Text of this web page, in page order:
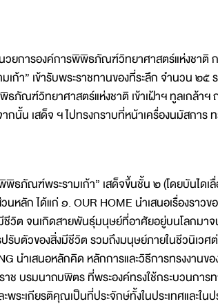
วยการองค์การพิพิธภัณฑ์วิทยาศาสตร์แห่งชาติ
า” เข้ารับพระราชทานของที่ระลึก จำนวน ๒๕
ภัณฑ์วิทยาศาสตร์แห่งชาติ เข้าเฝ้าฯ ทูลเกล้าฯ
กนั้น เสด็จ ฯ ไปทรงกราบที่หน้าเครื่องนมัสการ
ธภัณฑ์พระรามเก้า” เสด็จขึ้นชั้น ๒ (โดยบันไดเ
ก ได้แก่ ๑. OUR HOME นำเสนอเรื่องราวข
ชีวิต จนเกิดสายพันธุ์มนุษย์ที่อาศัยอยู่บนโลกม
รับตัวของสิ่งมีชีวิต รวมถึงมนุษย์ภายในชีวนิเวศ
นำเสนอหลักคิด หลักการและวิธีการทรงงานข
ช บรมนาถบพิตร ที่พระองค์ทรงใช้กระบวนการ
ระเกียรติคุณเป็นที่ประจักษ์ทั้งในประเทศและใน